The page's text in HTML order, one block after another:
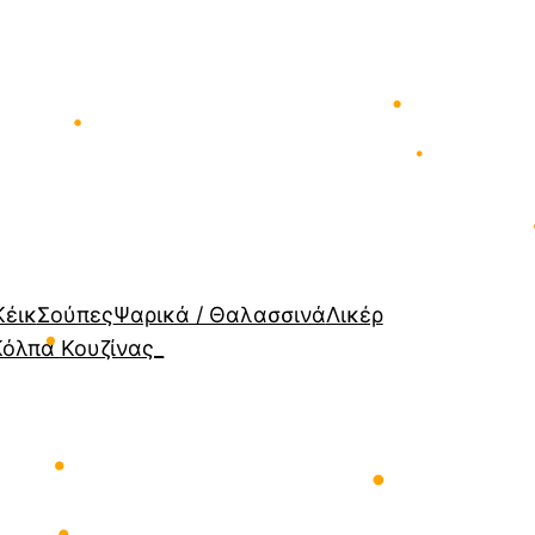
ΣούπεςΨαρικά / ΘαλασσινάΛικέρ
Κουζίνας_